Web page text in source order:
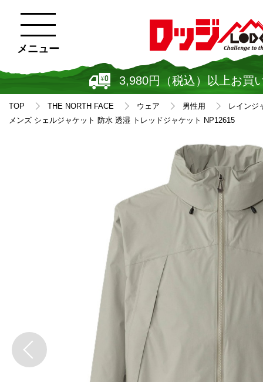
3,980円（税込）以上お買
メニュー
TOP THE NORTH FACE ウェア 男性用
レインジ
メンズ シェルジャケット 防水 透湿 トレッドジャケット NP12615